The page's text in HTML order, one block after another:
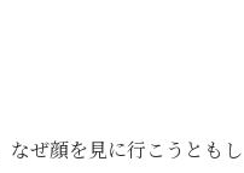
なぜ顔を見に行こうともし